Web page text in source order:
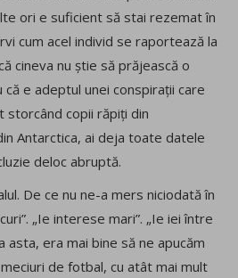
ori e suficient să stai rezemat în
cum acel individ se raportează la
cineva nu știe să prăjească o
e adeptul unei conspirații care
storcând copii răpiți din
Antarctica, ai deja toate datele
deloc abruptă.
De ce nu ne-a mers niciodată în
„Ie interese mari”. „Ie iei între
asta, era mai bine să ne apucăm
de fotbal, cu atât mai mult